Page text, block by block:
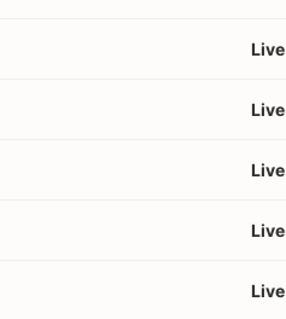
Live
Live
Live
Live
Live